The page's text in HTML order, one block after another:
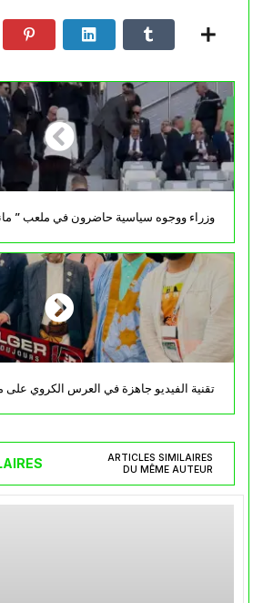
وزراء ووجوه سياسية حاضرون في ملعب ”
تقنية الفيديو جاهزة في العرس الكروي على
ARTICLES SIMILAIRES
DU MÊME AUTEUR